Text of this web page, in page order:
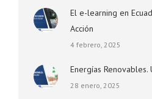
El e-learning en
Acción
4 febrero, 2025
Energías
28 enero, 2025